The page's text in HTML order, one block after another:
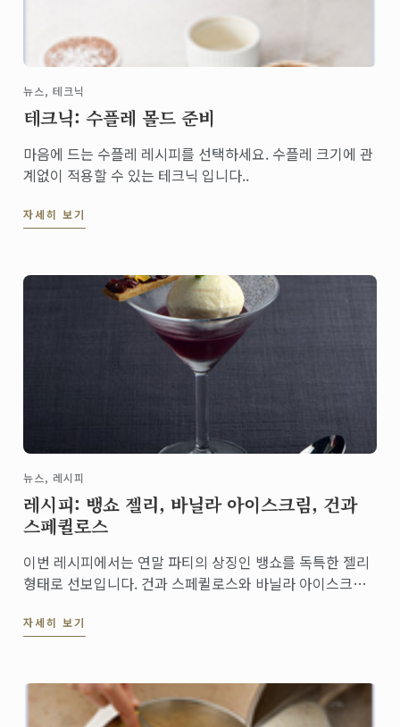
뉴스, 테크닉
테크닉: 수플레 몰드 준비
마음에 드는 수플레 레시피를 선택하세요. 수플레 크기에 관
계없이 적용할 수 있는 테크닉 입니다..
자세히 보기
뉴스, 레시피
레시피: 뱅쇼 젤리, 바닐라 아이스크림, 건과
스페퀼로스
이번 레시피에서는 연말 파티의 상징인 뱅쇼를 독특한 젤리
형태로 선보입니다. 건과 스페퀼로스와 바닐라 아이스크림
만들 수 있습니다.
자세히 보기